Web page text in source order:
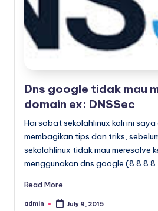
x
Dns google tidak mau
domain ex: DNSSec
Hai sobat sekolahlinux kali ini
membagikan tips dan triks,
sekolahlinux tidak mau meresolve
menggunakan dns google
Read More
Posted
admin July 9, 2015